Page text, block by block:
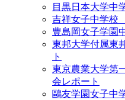
目黒日本大学中
吉祥女子中学校
豊島岡女子学園
東邦大学付属東
ト
東京農業大学第
会レポート
鷗友学園女子中